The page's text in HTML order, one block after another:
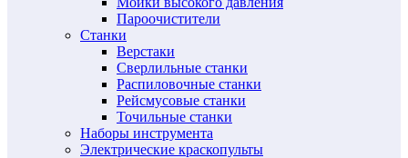
Пароочистители
Станки
Верстаки
Сверлильные станки
Распиловочные станки
Рейсмусовые станки
Точильные станки
Наборы инструмента
Электрические краскопульты